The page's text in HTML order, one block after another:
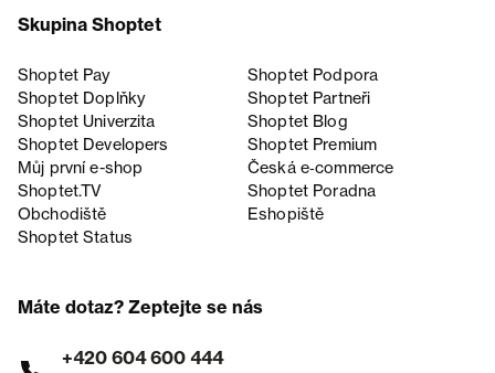
Skupina Shoptet
Shoptet Pay
Shoptet Podpora
Shoptet Doplňky
Shoptet Partneři
Shoptet Univerzita
Shoptet Blog
Shoptet Developers
Shoptet Premium
Můj první e-shop
Česká e‑commerce
Shoptet.TV
Shoptet Poradna
Obchodiště
Eshopiště
Shoptet Status
Máte dotaz? Zeptejte se nás
+420 604 600 444